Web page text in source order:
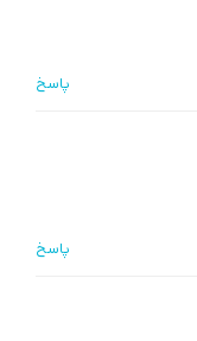
پاسخ
پاسخ